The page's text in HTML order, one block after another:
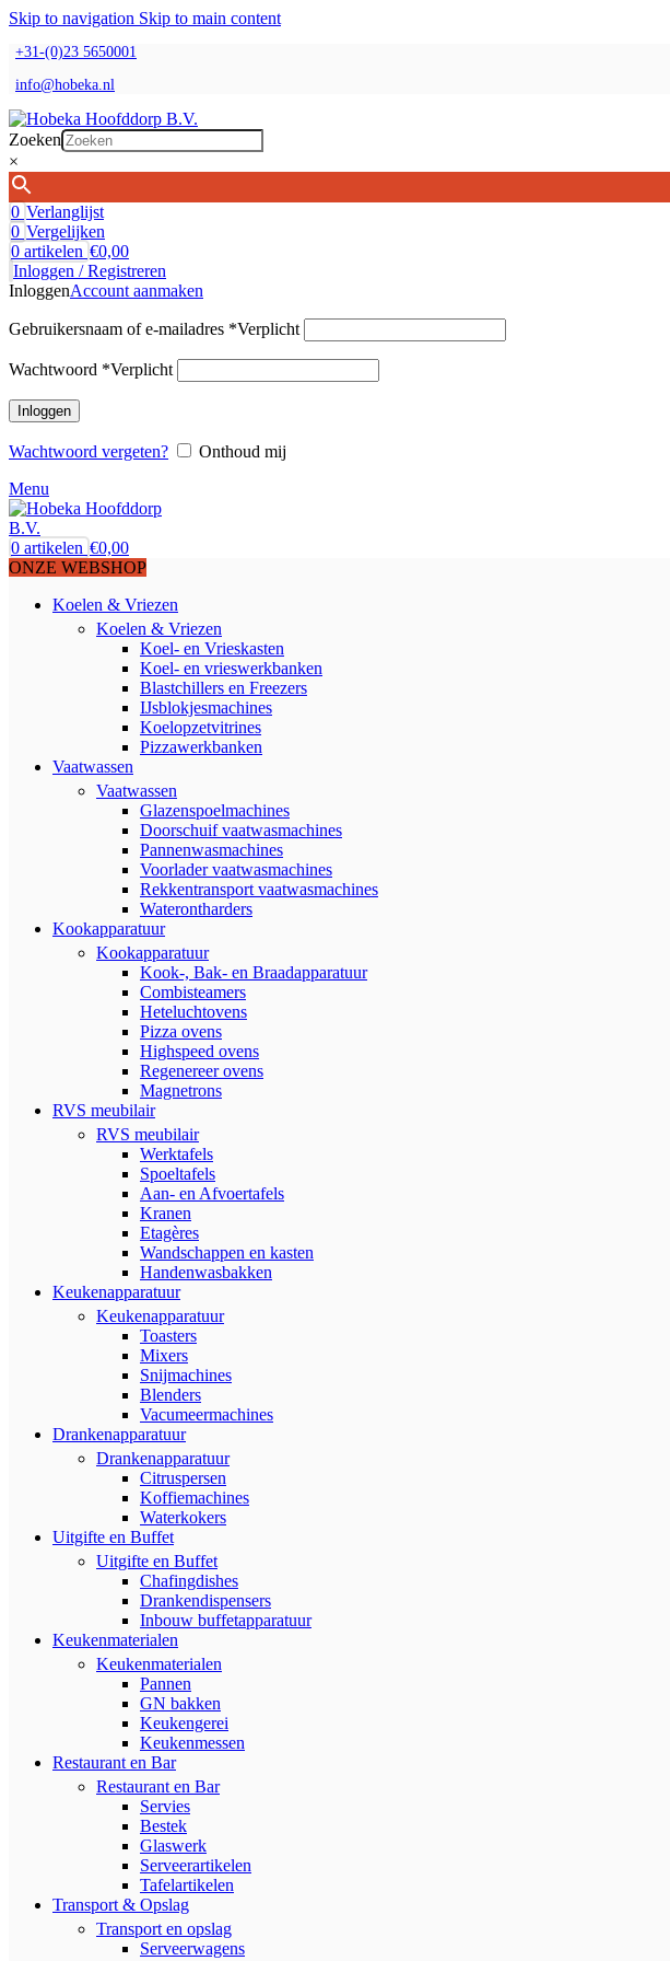
Skip to navigation Skip to main content
+31-(0)23 5650001
info@hobeka.nl
Zoeken
×
0 Verlanglijst
0 Vergelijken
0 artikelen €0,00
Inloggen / Registreren
InloggenAccount aanmaken
Gebruikersnaam of e-mailadres *Verplicht
Wachtwoord *Verplicht
Inloggen
Wachtwoord vergeten?
Onthoud mij
Menu
0 artikelen €0,00
ONZE WEBSHOP
Koelen & Vriezen
Koelen & Vriezen
Koel- en Vrieskasten
Koel- en vrieswerkbanken
Blastchillers en Freezers
IJsblokjesmachines
Koelopzetvitrines
Pizzawerkbanken
Vaatwassen
Vaatwassen
Glazenspoelmachines
Doorschuif vaatwasmachines
Pannenwasmachines
Voorlader vaatwasmachines
Rekkentransport vaatwasmachines
Waterontharders
Kookapparatuur
Kookapparatuur
Kook-, Bak- en Braadapparatuur
Combisteamers
Heteluchtovens
Pizza ovens
Highspeed ovens
Regenereer ovens
Magnetrons
RVS meubilair
RVS meubilair
Werktafels
Spoeltafels
Aan- en Afvoertafels
Kranen
Etagères
Wandschappen en kasten
Handenwasbakken
Keukenapparatuur
Keukenapparatuur
Toasters
Mixers
Snijmachines
Blenders
Vacumeermachines
Drankenapparatuur
Drankenapparatuur
Citruspersen
Koffiemachines
Waterkokers
Uitgifte en Buffet
Uitgifte en Buffet
Chafingdishes
Drankendispensers
Inbouw buffetapparatuur
Keukenmaterialen
Keukenmaterialen
Pannen
GN bakken
Keukengerei
Keukenmessen
Restaurant en Bar
Restaurant en Bar
Servies
Bestek
Glaswerk
Serveerartikelen
Tafelartikelen
Transport & Opslag
Transport en opslag
Serveerwagens